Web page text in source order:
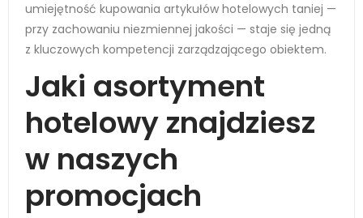
umiejętność kupowania artykułów hotelowych taniej —
przy zachowaniu niezmiennej jakości — staje się jedną
z kluczowych kompetencji zarządzającego obiektem.
Jaki asortyment
hotelowy znajdziesz
w naszych
promocjach